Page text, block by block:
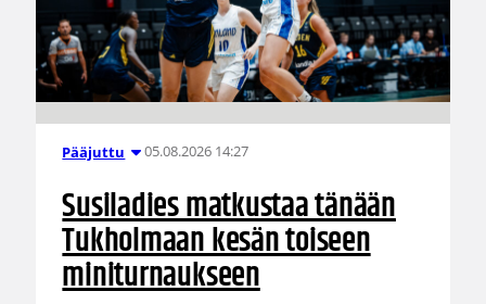
Pääjuttu 05.08.2026 14:27
Susiladies matkustaa tänään
Tukholmaan kesän toiseen
miniturnaukseen